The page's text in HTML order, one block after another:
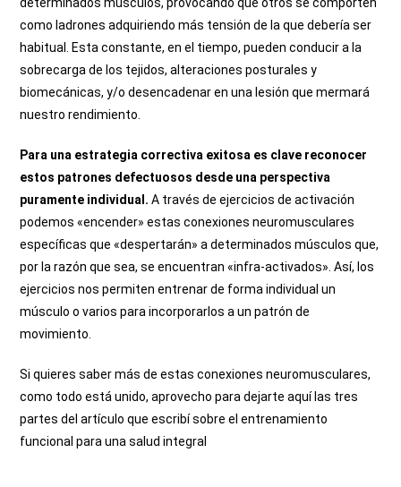
como ladrones adquiriendo más tensión de la que debería ser
habitual. Esta constante, en el tiempo, pueden conducir a la
sobrecarga de los tejidos, alteraciones posturales y
biomecánicas, y/o desencadenar en una lesión que mermará
nuestro rendimiento.
Para una estrategia correctiva exitosa es clave reconocer
estos patrones defectuosos desde una perspectiva
puramente individual.A través de ejercicios de activación
podemos «encender» estas conexiones neuromusculares
específicas que «despertarán» a determinados músculos que,
por la razón que sea, se encuentran «infra-activados». Así, los
ejercicios nos permiten entrenar de forma individual un
músculo o varios para incorporarlos a un patrón de
movimiento.
Si quieres saber más de estas conexiones neuromusculares,
como todo está unido, aprovecho para dejarte aquí las tres
partes del artículo que escribí sobre el entrenamiento
funcional para una salud integral